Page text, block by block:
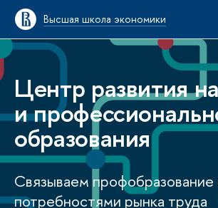
Высшая школа экономики
Центр развития
и
образования
Связываем
потребностями рынка труда